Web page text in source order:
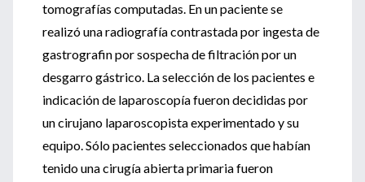
tomografías computadas. En un paciente se
realizó una radiografía contrastada por ingesta de
gastrografin por sospecha de filtración por un
desgarro gástrico. La selección de los pacientes e
indicación de laparoscopía fueron decididas por
un cirujano laparoscopista experimentado y su
equipo. Sólo pacientes seleccionados que habían
tenido una cirugía abierta primaria fueron